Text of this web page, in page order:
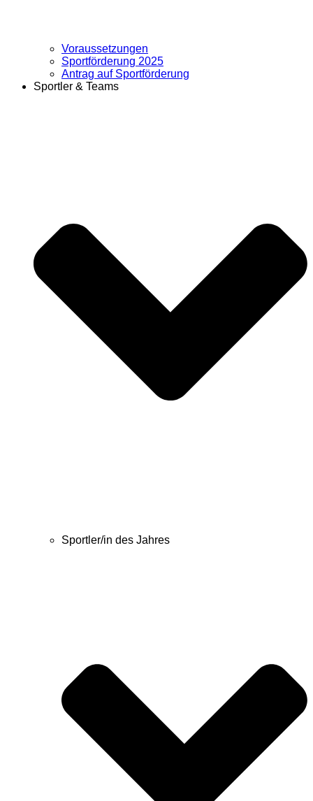
Voraussetzungen
Sportförderung 2025
Antrag auf Sportförderung
Sportler & Teams
Sportler/in des Jahres